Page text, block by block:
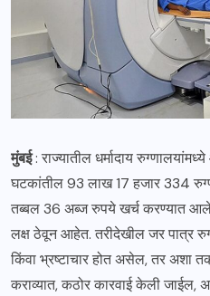
मुंबई: राज्यातील धर्मादाय
घटकांतील 93 लाख 17 हजार 334
तब्बल 36 अब्ज रुपये खर्च करण्यात
लक्ष ठेवून आहेत. तरीदेखील जर पात्र
किंवा भ्रष्टाचार होत असेल, तर अशा
कराव्यात, कठोर कारवाई केली